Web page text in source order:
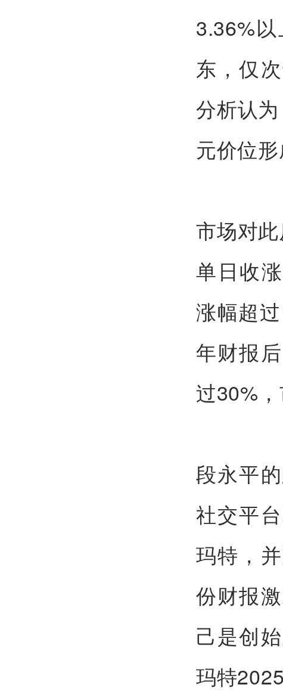
3.36%
东，仅
分析认
元价位形
市场对
单日收
涨幅超
年财报
过30%，
段永平
社交平
玛特，
份财报
己是创
玛特